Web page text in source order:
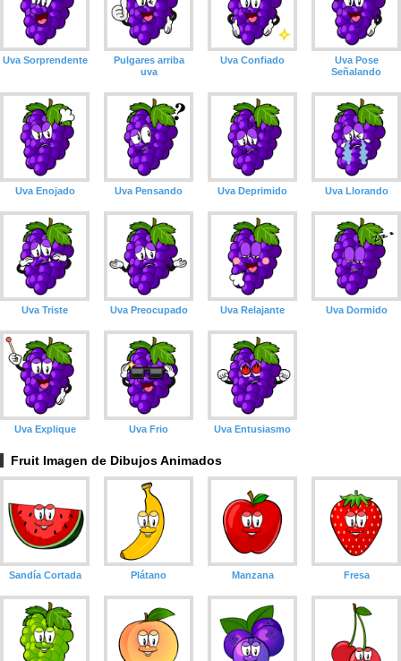
Uva Sorprendente
Pulgares arriba
uva
Uva Confiado
Uva Pose
Señalando
Uva Enojado Uva Pensando Uva Deprimido Uva Llorando
Uva Triste Uva Preocupado Uva Relajante Uva Dormido
Uva Explique Uva Frio Uva Entusiasmo
Fruit Imagen de Dibujos Animados
Sandía Cortada Plátano Manzana Fresa